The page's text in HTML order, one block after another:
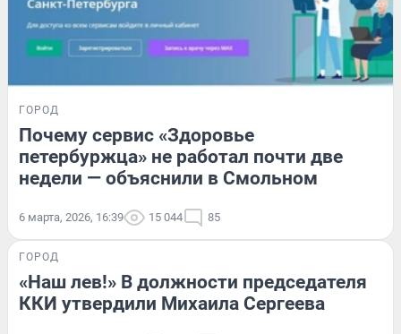
ГОРОД
Почему сервис «Здоровье
петербуржца» не работал почти две
недели — объяснили в Смольном
6 марта, 2026, 16:39 15 044 85
ГОРОД
«Наш лев!» В должности председателя
ККИ утвердили Михаила Сергеева